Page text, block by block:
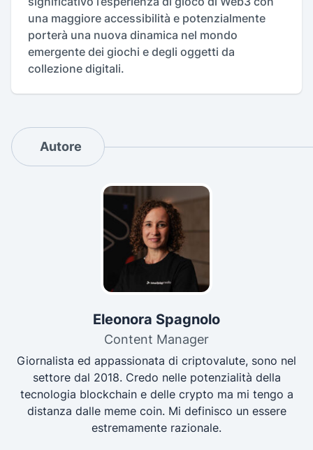
una maggiore accessibilità e potenzialmente
porterà una nuova dinamica nel mondo
emergente dei giochi e degli oggetti da
collezione digitali.
Autore
Eleonora Spagnolo
Content Manager
Giornalista ed appassionata di criptovalute, sono nel
settore dal 2018. Credo nelle potenzialità della
tecnologia blockchain e delle crypto ma mi tengo a
distanza dalle meme coin. Mi definisco un essere
estremamente razionale.